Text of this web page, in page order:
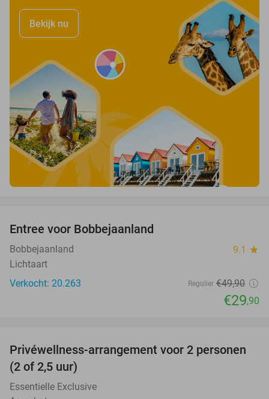
Bekijk nu
Entree voor Bobbejaanland
Bobbejaanland 9.1 star
Lichtaart
Verkocht: 20.263
Regulier €49,90
€29,90
34%
Privéwellness-arrangement voor 2 personen
(2 of 2,5 uur)
Essentielle Exclusive